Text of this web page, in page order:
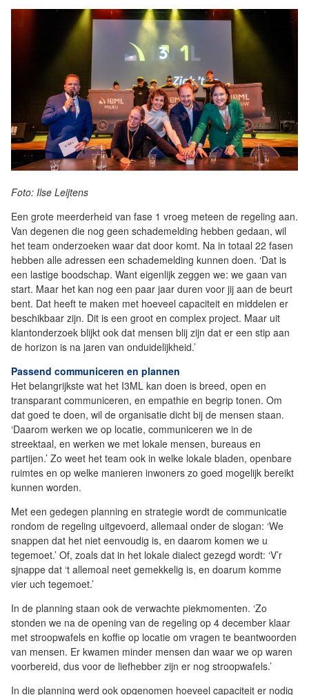
Foto: Ilse Leijtens
Een grote meerderheid van fase 1 vroeg meteen de regeling aan.
Van degenen die nog geen schademelding hebben gedaan, wil
het team onderzoeken waar dat door komt. Na in totaal 22 fasen
hebben alle adressen een schademelding kunnen doen. ‘Dat is
een lastige boodschap. Want eigenlijk zeggen we: we gaan van
start. Maar het kan nog een paar jaar duren voor jij aan de beurt
bent. Dat heeft te maken met hoeveel capaciteit en middelen er
beschikbaar zijn. Dit is een groot en complex project. Maar uit
klantonderzoek blijkt ook dat mensen blij zijn dat er een stip aan
de horizon is na jaren van onduidelijkheid.’
Passend communiceren en plannen
Het belangrijkste wat het I3ML kan doen is breed, open en
transparant communiceren, en empathie en begrip tonen. Om
dat goed te doen, wil de organisatie dicht bij de mensen staan.
‘Daarom werken we op locatie, communiceren we in de
streektaal, en werken we met lokale mensen, bureaus en
partijen.’ Zo weet het team ook in welke lokale bladen, openbare
ruimtes en op welke manieren inwoners zo goed mogelijk bereikt
kunnen worden.
Met een gedegen planning en strategie wordt de communicatie
rondom de regeling uitgevoerd, allemaal onder de slogan: ‘We
snappen dat het niet eenvoudig is, en daarom komen we u
tegemoet.’ Of, zoals dat in het lokale dialect gezegd wordt: ‘V’r
sjnappe dat ‘t allemoal neet gemekkelig is, en doarum komme
vier uch tegemoet.’
In de planning staan ook de verwachte piekmomenten. ‘Zo
stonden we na de opening van de regeling op 4 december klaar
met stroopwafels en koffie op locatie om vragen te beantwoorden
van mensen. Er kwamen minder mensen dan waar we op waren
voorbereid, dus voor de liefhebber zijn er nog stroopwafels.’
In die planning werd ook opgenomen hoeveel capaciteit er nodig